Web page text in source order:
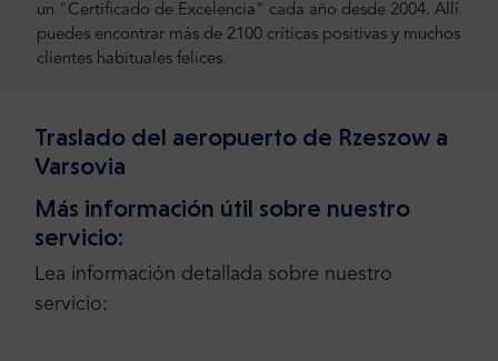
un "Certificado de Excelencia" cada año desde 2004. Allí
puedes encontrar más de 2100 críticas positivas y muchos
clientes habituales felices.
Traslado del aeropuerto de Rzeszow a
Varsovia
Más información útil sobre nuestro
servicio:
Lea información detallada sobre nuestro
servicio: